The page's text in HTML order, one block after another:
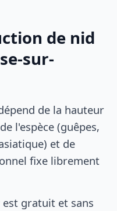
de nid
sur-
de la hauteur
l'espèce (guêpes,
et de
fixe librement
est gratuit et sans